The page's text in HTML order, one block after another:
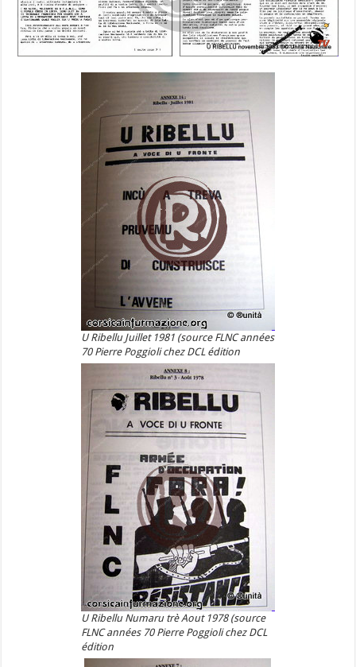
U Ribellu Juillet 1981 (source FLNC années
70 Pierre Poggioli chez DCL édition
U Ribellu Numaru trè Aout 1978 (source
FLNC années 70 Pierre Poggioli chez DCL
édition